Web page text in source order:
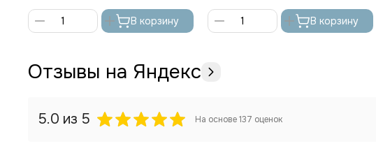
В корзину
В корзину
Отзывы на Яндекс
5.0 из 5 На основе137 оценок